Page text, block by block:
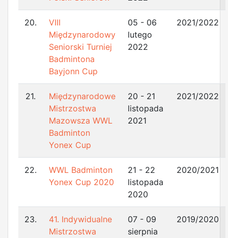
20.
VIII
Międzynarodowy
Seniorski Turniej
Badmintona
Bayjonn Cup
05 - 06
lutego
2022
2021/2022
21.
Międzynarodowe
Mistrzostwa
Mazowsza WWL
Badminton
Yonex Cup
20 - 21
listopada
2021
2021/2022
22.
WWL Badminton
Yonex Cup 2020
21 - 22
listopada
2020
2020/2021
23.
41. Indywidualne
Mistrzostwa
07 - 09
sierpnia
2019/2020